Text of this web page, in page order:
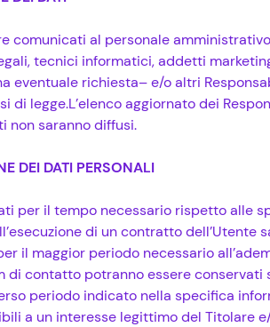
comunicati al personale
tecnici informatici, addetti
eventuale richiesta– e/o altri
di legge.L’elenco aggiornato dei
non saranno diffusi.
DEI DATI PERSONALI
per il tempo necessario rispetto alle
di un contratto dell’Utente
il maggior periodo necessario
contatto potranno essere conservati
periodo indicato nella specifica
a un interesse legittimo del Titolare